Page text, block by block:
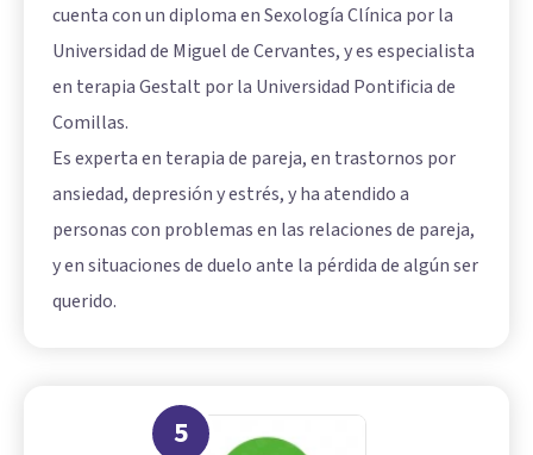
cuenta con un diploma en Sexología Clínica por la
Universidad de Miguel de Cervantes, y es especialista
en terapia Gestalt por la Universidad Pontificia de
Comillas.
Es experta en terapia de pareja, en trastornos por
ansiedad, depresión y estrés, y ha atendido a
personas con problemas en las relaciones de pareja,
y en situaciones de duelo ante la pérdida de algún ser
querido.
5